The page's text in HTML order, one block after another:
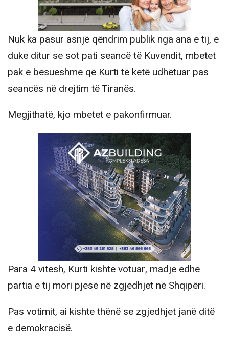
Nuk ka pasur asnjë qëndrim publik nga ana e tij, e
duke ditur se sot pati seancë të Kuvendit, mbetet
pak e besueshme që Kurti të ketë udhëtuar pas
seancës në drejtim të Tiranës.
Megjithatë, kjo mbetet e pakonfirmuar.
Para 4 vitesh, Kurti kishte votuar, madje edhe
partia e tij mori pjesë në zgjedhjet në Shqipëri.
Pas votimit, ai kishte thënë se zgjedhjet janë ditë
e demokracisë.